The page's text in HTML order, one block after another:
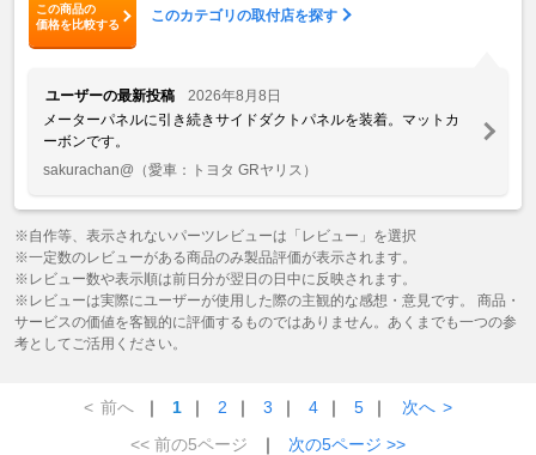
この商品の
価格を比較する
このカテゴリの取付店を探す
ユーザーの最新投稿
2026年8月8日
メーターパネルに引き続きサイドダクトパネルを装着。マットカ
ーボンです。
sakurachan@ （愛車：トヨタ GRヤリス）
※自作等、表示されないパーツレビューは「レビュー」を選択
※一定数のレビューがある商品のみ製品評価が表示されます。
※レビュー数や表示順は前日分が翌日の日中に反映されます。
※レビューは実際にユーザーが使用した際の主観的な感想・意見です。 商品・
サービスの価値を客観的に評価するものではありません。あくまでも一つの参
考としてご活用ください。
< 前へ ｜ 1 ｜ 2 ｜ 3 ｜ 4 ｜ 5 ｜ 次へ >
<< 前の5ページ
｜ 次の5ページ >>